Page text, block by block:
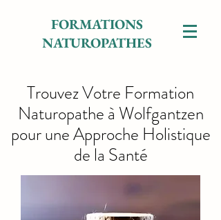
FORMATIONS
NATUROPATHES
Trouvez Votre Formation
Naturopathe à Wolfgantzen
pour une Approche Holistique
de la Santé